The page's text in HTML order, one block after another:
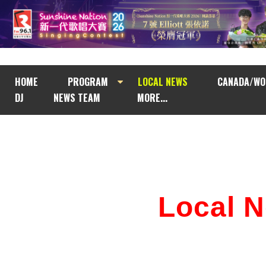
HOME PROGRAM LOCAL NEWS
CANADA/
DJ
NEWS TEAM MORE...
Local